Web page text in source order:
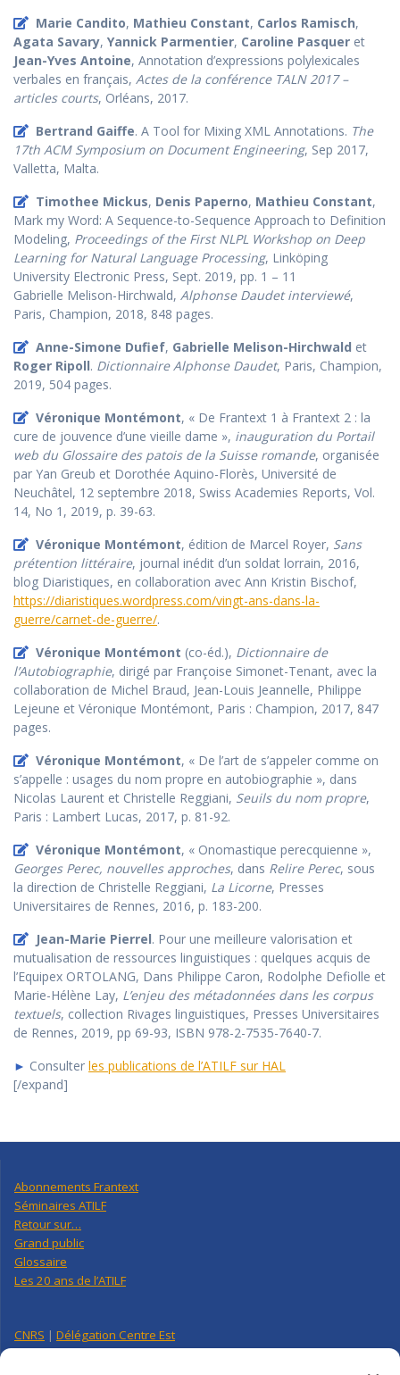
Marie Candito, Mathieu Constant, Carlos Ramisch,
Agata Savary, Yannick Parmentier, Caroline Pasquer et
Jean-Yves Antoine, Annotation d’expressions polylexicales
verbales en français, Actes de la conférence TALN 2017 –
articles courts, Orléans, 2017.
Bertrand Gaiffe. A Tool for Mixing XML Annotations. The
17th ACM Symposium on Document Engineering, Sep 2017,
Valletta, Malta.
Timothee Mickus, Denis Paperno, Mathieu Constant,
Mark my Word: A Sequence-to-Sequence Approach to Definition
Modeling, Proceedings of the First NLPL Workshop on Deep
Learning for Natural Language Processing, Linköping
University Electronic Press, Sept. 2019, pp. 1 – 11
Gabrielle Melison-Hirchwald, Alphonse Daudet interviewé,
Paris, Champion, 2018, 848 pages.
Anne-Simone Dufief, Gabrielle Melison-Hirchwald et
Roger Ripoll. Dictionnaire Alphonse Daudet, Paris, Champion,
2019, 504 pages.
Véronique Montémont, « De Frantext 1 à Frantext 2 : la
cure de jouvence d’une vieille dame », inauguration du Portail
web du Glossaire des patois de la Suisse romande, organisée
par Yan Greub et Dorothée Aquino-Florès, Université de
Neuchâtel, 12 septembre 2018, Swiss Academies Reports, Vol.
14, No 1, 2019, p. 39-63.
Véronique Montémont, édition de Marcel Royer, Sans
prétention littéraire, journal inédit d’un soldat lorrain, 2016,
blog Diaristiques, en collaboration avec Ann Kristin Bischof,
https://diaristiques.wordpress.com/vingt-ans-dans-la-
guerre/carnet-de-guerre/.
Véronique Montémont (co-éd.), Dictionnaire de
l’Autobiographie, dirigé par Françoise Simonet-Tenant, avec la
collaboration de Michel Braud, Jean-Louis Jeannelle, Philippe
Lejeune et Véronique Montémont, Paris : Champion, 2017, 847
pages.
Véronique Montémont, « De l’art de s’appeler comme on
s’appelle : usages du nom propre en autobiographie », dans
Nicolas Laurent et Christelle Reggiani, Seuils du nom propre,
Paris : Lambert Lucas, 2017, p. 81-92.
Véronique Montémont, « Onomastique perecquienne »,
Georges Perec, nouvelles approches, dans Relire Perec, sous
la direction de Christelle Reggiani, La Licorne, Presses
Universitaires de Rennes, 2016, p. 183-200.
Jean-Marie Pierrel. Pour une meilleure valorisation et
mutualisation de ressources linguistiques : quelques acquis de
l’Equipex ORTOLANG, Dans Philippe Caron, Rodolphe Defiolle et
Marie-Hélène Lay, L’enjeu des métadonnées dans les corpus
textuels, collection Rivages linguistiques, Presses Universitaires
de Rennes, 2019, pp 69-93, ISBN 978-2-7535-7640-7.
► Consulter les publications de l’ATILF sur HAL
[/expand]
Abonnements Frantext
Séminaires ATILF
Retour sur…
Grand public
Glossaire
Les 20 ans de l’ATILF
CNRS | Délégation Centre Est
Université de Lorraine